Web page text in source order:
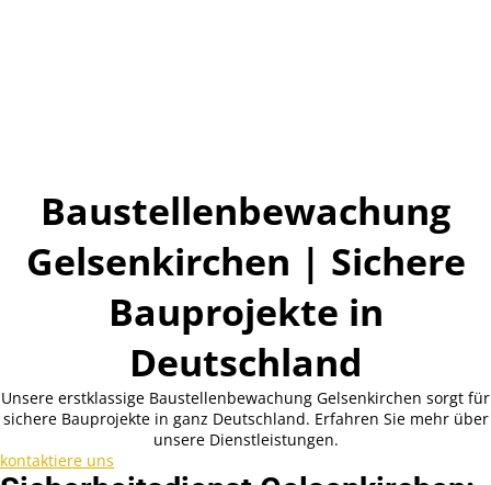
Baustellenbewachung
Gelsenkirchen | Sichere
Bauprojekte in
Deutschland
Unsere erstklassige Baustellenbewachung Gelsenkirchen sorgt für
sichere Bauprojekte in ganz Deutschland. Erfahren Sie mehr über
unsere Dienstleistungen.
kontaktiere uns